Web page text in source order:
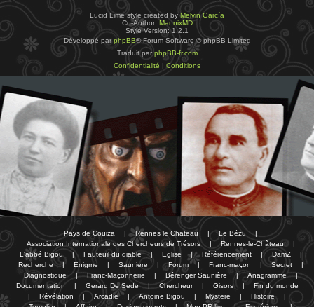
Lucid Lime style created by Melvin García
Co-Author: MannixMD
Style Version: 1.2.1
Développé parphpBB® Forum Software © phpBB Limited
Traduit par phpBB-fr.com
Confidentialité | Conditions
Pays de Couiza | Rennes le Chateau | Le Bézu
|
Association Internationale des Chercheurs de Trésors
| Rennes-le-Château
|
L'abbé Bigou
| Fauteuil du diable | Eglise | Référencement | DamZ
|
Recherche
| Enigme | Sauniere | Forum | Franc-maçon | Secret
|
Diagnostique
| Franc-Maçonnerie | Bérenger Saunière | Anagramme
|
Documentation
| Gerard De Sede | Chercheur | Gisors |
Fin du monde
|
Révélation | Arcadie | Antoine Bigou | Mystere | Histoire
|